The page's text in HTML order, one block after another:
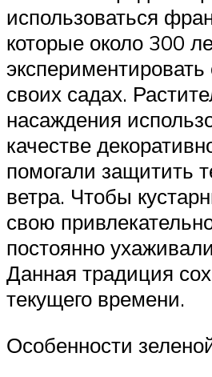
использоваться
которые около 300
своих садах.
насаждения
качестве
помогали защитить
ветра. Чтобы
свою
постоянно
Данная традиция
текущего времени.
Особенности